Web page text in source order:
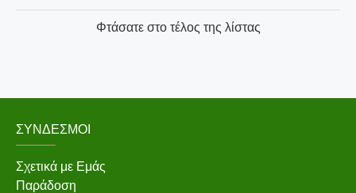
Φτάσατε στο τέλος της λίστας
ΣΎΝΔΕΣΜΟΙ
Σχετικά με Εμάς
Παράδοση